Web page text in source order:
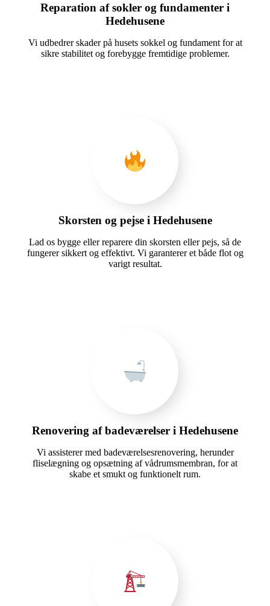
Reparation af sokler og fundamenter i
Hedehusene
Vi udbedrer skader på husets sokkel og fundament for at
sikre stabilitet og forebygge fremtidige problemer.
Skorsten og pejse i Hedehusene
Lad os bygge eller reparere din skorsten eller pejs, så de
fungerer sikkert og effektivt. Vi garanterer et både flot og
varigt resultat.
Renovering af badeværelser i Hedehusene
Vi assisterer med badeværelsesrenovering, herunder
fliselægning og opsætning af vådrumsmembran, for at
skabe et smukt og funktionelt rum.